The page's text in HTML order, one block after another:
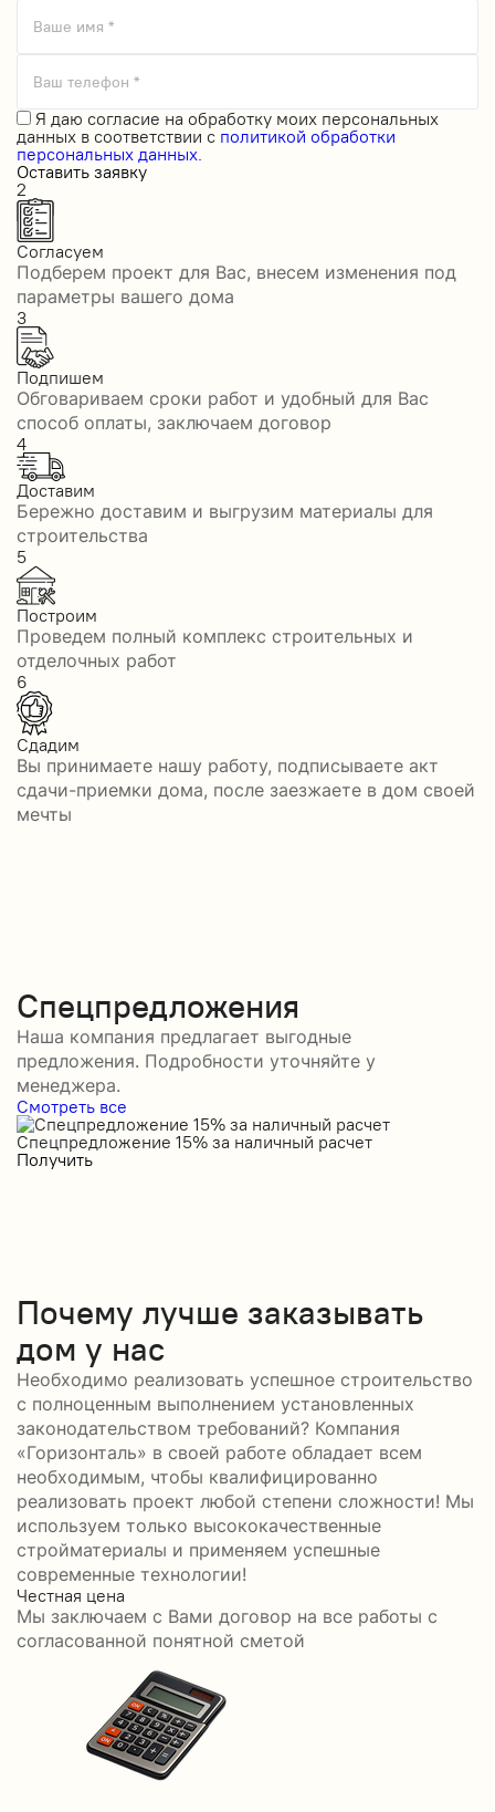
Ваше имя *
Ваш телефон *
Я даю согласие на обработку моих персональных
данных в соответствии с политикой обработки
персональных данных.
Оставить заявку
2
Согласуем
Подберем проект для Вас, внесем изменения под
параметры вашего дома
3
Подпишем
Обговариваем сроки работ и удобный для Вас
способ оплаты, заключаем договор
4
Доставим
Бережно доставим и выгрузим материалы для
строительства
5
Построим
Проведем полный комплекс строительных и
отделочных работ
6
Сдадим
Вы принимаете нашу работу, подписываете акт
сдачи-приемки дома, после заезжаете в дом своей
мечты
Спецпредложения
Наша компания предлагает выгодные
предложения. Подробности уточняйте у
менеджера.
Смотреть все
Спецпредложение 15% за наличный расчет
Получить
Почему лучше заказывать
дом у нас
Необходимо реализовать успешное строительство
с полноценным выполнением установленных
законодательством требований? Компания
«Горизонталь» в своей работе обладает всем
необходимым, чтобы квалифицированно
реализовать проект любой степени сложности! Мы
используем только высококачественные
стройматериалы и применяем успешные
современные технологии!
Честная цена
Мы заключаем с Вами договор на все работы с
согласованной понятной сметой